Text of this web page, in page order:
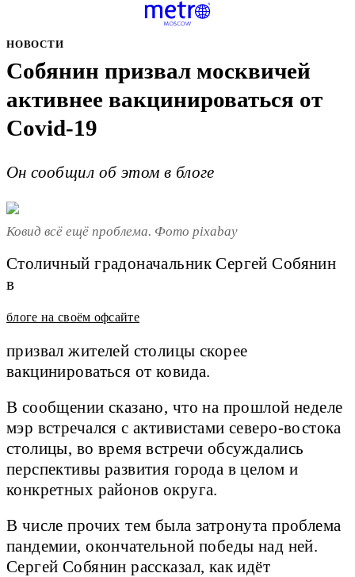
НОВОСТИ
Собянин призвал москвичей
активнее вакцинироваться от
Covid-19
Он сообщил об этом в блоге
Ковид всё ещё проблема. Фото pixabay
Столичный градоначальник Сергей Собянин
в
блоге на своём офсайте
призвал жителей столицы скорее
вакцинироваться от ковида.
В сообщении сказано, что на прошлой неделе
мэр встречался с активистами северо-востока
столицы, во время встречи обсуждались
перспективы развития города в целом и
конкретных районов округа.
В числе прочих тем была затронута проблема
пандемии, окончательной победы над ней.
Сергей Собянин рассказал, как идёт